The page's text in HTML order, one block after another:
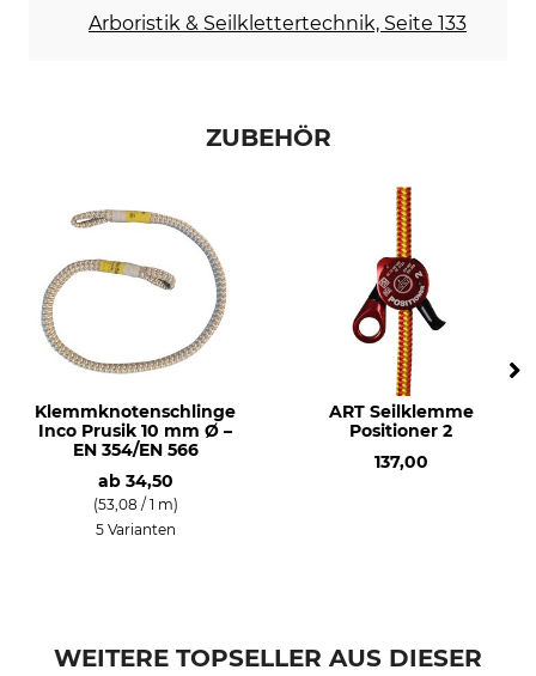
Arboristik & Seilklettertechnik, Seite 133
ZUBEHÖR
Klemmknotenschlinge
Inco Prusik 10 mm Ø –
EN 354/EN 566
ab 34,50
(53,08 / 1 m)
5 Varianten
ART Seilklemme
Positioner 2
137,00
WEITERE TOPSELLER AUS DIESER